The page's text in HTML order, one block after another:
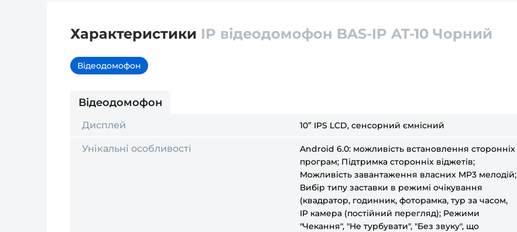
Характеристики IP відеодомофон BAS-IP AT-10 Чорний
Відеодомофон
Відеодомофон
Дисплей 10” IPS LCD, сенсорний ємнісний
Унікальні особливості
Android 6.0: можливість встановлення сторонніх
програм; Підтримка сторонніх віджетів;
Можливість завантаження власних MP3 мелодій;
Вибір типу заставки в режимі очікування
(квадратор, годинник, фоторамка, тур за часом,
IP камера (постійний перегляд); Режими
"Чекання", "Не турбувати", "Без звуку", що